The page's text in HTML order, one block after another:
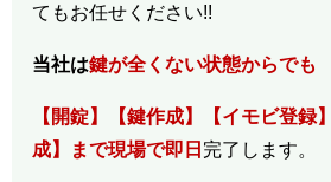
てもお任せください!!
当社は鍵が全くない状態からでも
【開錠】【鍵作成】【イモビ登録
成】まで現場で即日 完了します。